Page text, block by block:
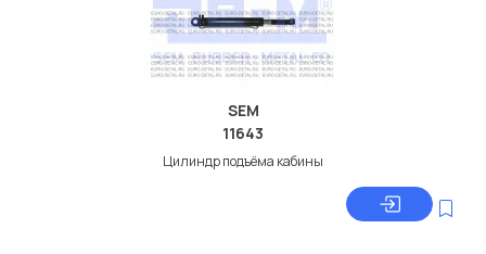
SEM
11643
Цилиндр подъёма кабины